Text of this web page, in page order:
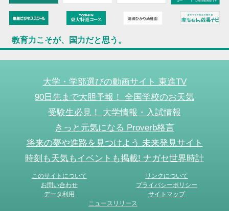
教育力こそが、国力だと思う。
大学・学部選びの動画サイト 東進TV
90日先まで大胆予報！ 全国学校のお天気
受験生必見！ 大学情報・入試情報
きっと元気になる Proverb格言
将来の夢や進路を見つけよう 未来発見サイト
時刻も天気もイベントも掲載! ナガセ世界時計
このサイトについて
リンクについて
お問い合わせ
プライバシーポリシー
データ利用
サイトマップ
ニュースリリース